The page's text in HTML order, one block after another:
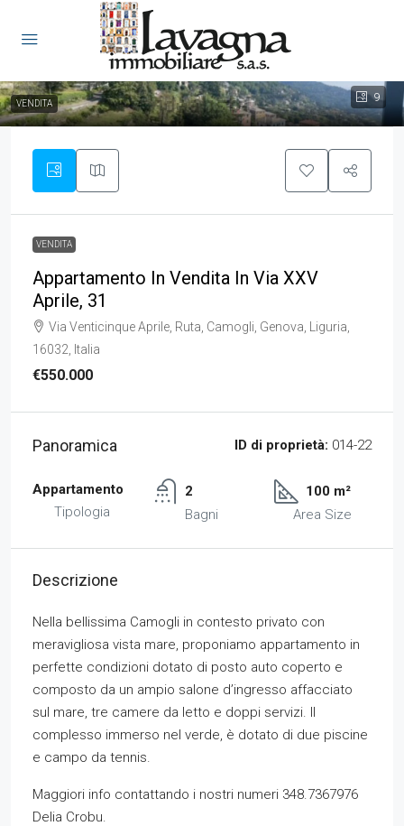
9
VENDITA
VENDITA
Appartamento In Vendita In Via XXV
Aprile, 31
Via Venticinque Aprile, Ruta, Camogli, Genova, Liguria,
16032, Italia
€550.000
Panoramica ID di proprietà: 014-22
Appartamento
Tipologia
2
Bagni
100 m²
Area Size
Descrizione
Nella bellissima Camogli in contesto privato con
meravigliosa vista mare, proponiamo appartamento in
perfette condizioni dotato di posto auto coperto e
composto da un ampio salone d’ingresso affacciato
sul mare, tre camere da letto e doppi servizi. Il
complesso immerso nel verde, è dotato di due piscine
e campo da tennis.
Maggiori info contattando i nostri numeri 348.7367976
Delia Crobu.